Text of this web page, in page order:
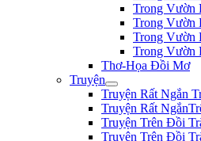
Trong Vườn
Trong Vườn
Trong Vườn
Trong Vườn
Thơ-Họa Đồi Mơ
Truyện
Truyện Rất Ngắn
Truyện Rất
Truyện Trên Đồi
Truyện Trên Đồi